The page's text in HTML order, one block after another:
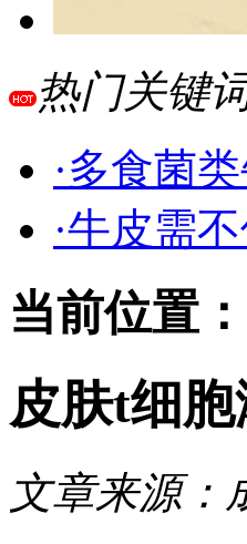
热门关键
·多食菌
·牛皮需
当前位置：
皮肤t细
文章来源：